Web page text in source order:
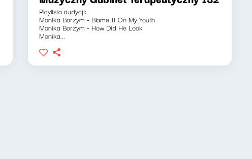
Playlista audycji:
Monika Borzym - Blame It On My Youth
Monika Borzym - How Did He Look
Monika...